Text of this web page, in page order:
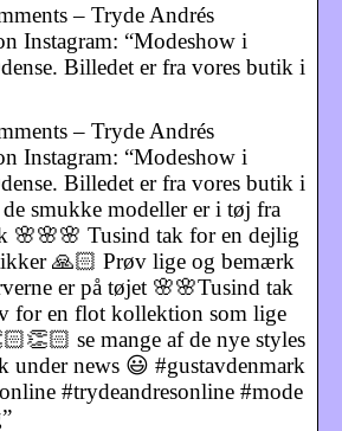
– Tryde Andrés
Instagram: “Modeshow i
Billedet er fra vores butik i
– Tryde Andrés
Instagram: “Modeshow i
Billedet er fra vores butik i
smukke modeller er i tøj fra
🌸🌸🌸 Tusind tak for en dejlig
🙏🏻 Prøv lige og bemærk
er på tøjet 🌸🌸Tusind tak
for en flot kollektion som lige
se mange af de nye styles
under news 😃 #gustavdenmark
#trydeandresonline #mode